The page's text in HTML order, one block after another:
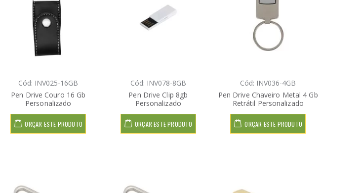
Cód: INV025-16GB
Pen Drive Couro 16 Gb
Personalizado
ORÇAR ESTE PRODUTO
Cód: INV078-8GB
Pen Drive Clip 8gb
Personalizado
ORÇAR ESTE PRODUTO
Cód: INV036-4GB
Pen Drive Chaveiro Metal 4 Gb
Retrátil Personalizado
ORÇAR ESTE PRODUTO